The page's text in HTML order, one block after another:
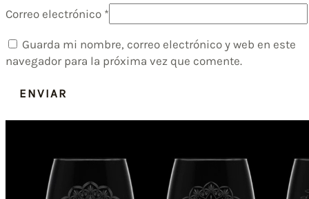
Correo electrónico *
Guarda mi nombre, correo electrónico y web en este
navegador para la próxima vez que comente.